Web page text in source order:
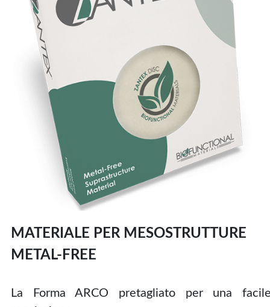
MATERIALE PER MESOSTRUTTURE
METAL-FREE
La Forma ARCO pretagliato per una